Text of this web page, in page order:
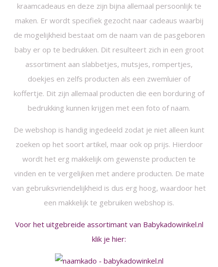
kraamcadeaus en deze zijn bijna allemaal persoonlijk te
maken. Er wordt specifiek gezocht naar cadeaus waarbij
de mogelijkheid bestaat om de naam van de pasgeboren
baby er op te bedrukken. Dit resulteert zich in een groot
assortiment aan slabbetjes, mutsjes, rompertjes,
doekjes en zelfs producten als een zwemluier of
koffertje. Dit zijn allemaal producten die een borduring of
bedrukking kunnen krijgen met een foto of naam.
De webshop is handig ingedeeld zodat je niet alleen kunt
zoeken op het soort artikel, maar ook op prijs. Hierdoor
wordt het erg makkelijk om gewenste producten te
vinden en te vergelijken met andere producten. De mate
van gebruiksvriendelijkheid is dus erg hoog, waardoor het
een makkelijk te gebruiken webshop is.
Voor het uitgebreide assortimant van Babykadowinkel.nl
klik je hier: